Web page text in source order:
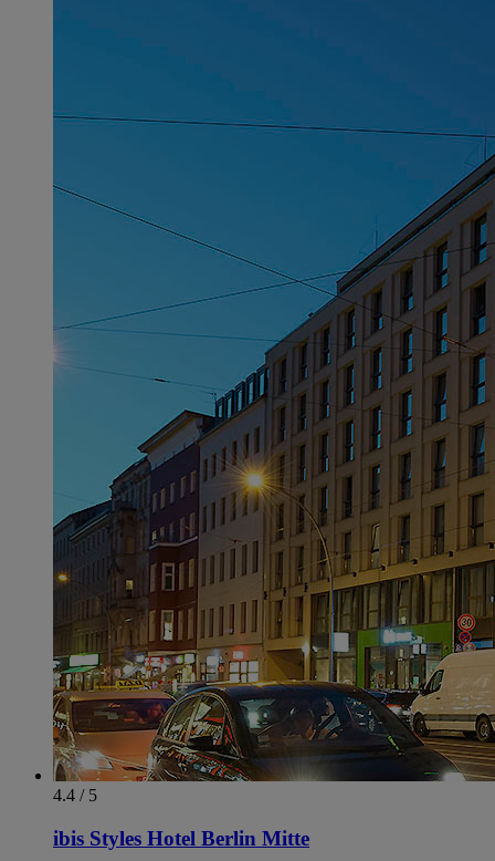
4.4 / 5
ibis Styles Hotel Berlin Mitte